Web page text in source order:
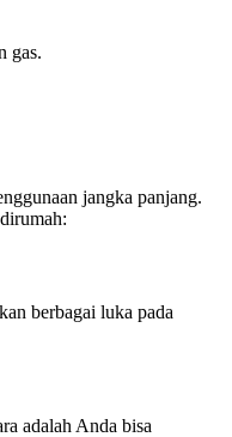
gas.
jangka panjang.
berbagai luka pada
adalah Anda bisa